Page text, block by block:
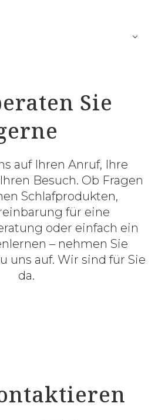
Sie
auf Ihren Anruf, Ihre
Besuch. Ob Fragen
Schlafprodukten,
für eine
oder einfach ein
– nehmen Sie
uns auf. Wir sind für Sie
da.